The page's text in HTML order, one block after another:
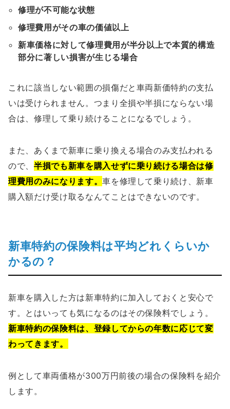
修理が不可能な状態
修理費用がその車の価値以上
新車価格に対して修理費用が半分以上で本質的構造
部分に著しい損害が生じる場合
これに該当しない範囲の損傷だと車両新価特約の支払
いは受けられません。つまり全損や半損にならない場
合は、修理して乗り続けることになるでしょう。
また、あくまで新車に乗り換える場合のみ支払われる
ので、 半損でも新車を購入せずに乗り続ける場合は修
理費用のみになります。車を修理して乗り続け、新車
購入額だけ受け取るなんてことはできないのです。
新車特約の保険料は平均どれくらいか
かるの？
新車を購入した方は新車特約に加入しておくと安心で
す。とはいっても気になるのはその保険料でしょう。
新車特約の保険料は、登録してからの年数に応じて変
わってきます。
例として車両価格が300万円前後の場合の保険料を紹介
します。